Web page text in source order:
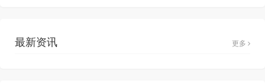
最新资讯 更多